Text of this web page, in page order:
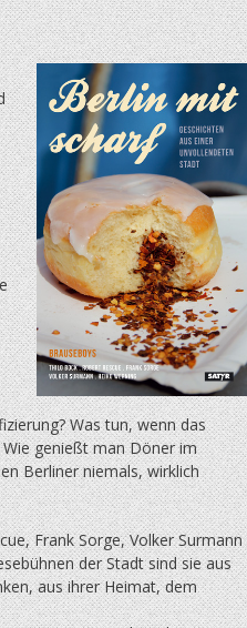
Was tun, wenn das
genießt man Döner im
Berliner niemals, wirklich
Frank Sorge, Volker Surmann
der Stadt sind sie aus
aus ihrer Heimat, dem